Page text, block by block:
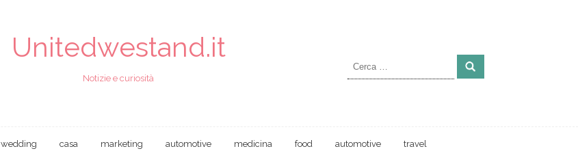
Unitedwestand.it
Notizie e curiosità
Ricerca
per:
wedding casa marketing automotive medicina food automotive travel